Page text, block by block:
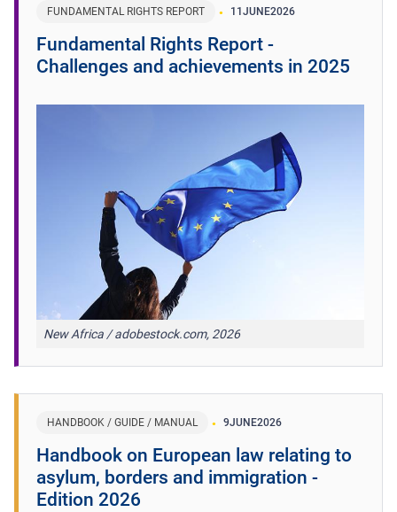
FUNDAMENTAL RIGHTS REPORT 11 JUNE2026
Fundamental Rights Report -
Challenges and achievements in 2025
New Africa / adobestock.com, 2026
HANDBOOK / GUIDE / MANUAL 9JUNE2026
Handbook on European law relating to
asylum, borders and immigration -
Edition 2026